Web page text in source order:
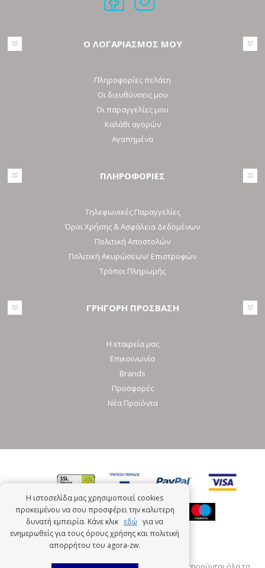
Ο ΛΟΓΑΡΙΑΣΜΟΣ ΜΟΥ
Πληροφορίες πελάτη
Οι διευθύνσεις μου
Οι παραγγελίες μου
Καλάθι αγορών
Αγαπημένα
ΠΛΗΡΟΦΟΡΙΕΣ
Τηλεφωνικές Παραγγελίες
Όροι Χρήσης & Ασφάλεια Δεδομένων
Πολιτική Αποστολών
Πολιτική Ακυρώσεων/ Επιστροφών
Τρόποι Πληρωμής
ΓΡΗΓΟΡΗ ΠΡΟΣΒΑΣΗ
Η εταιρεία μας
Επικοινωνία
Brands
Προσφορές
Νέα Προϊόντα
Η ιστοσελίδα μας χρησιμοποιεί cookies
προκειμένου να σου προσφέρει την καλυτερη
δυνατή εμπειρία. Κάνε κλικ εδώ για να
ενημερωθείς για τους όρους χρήσης και πολιτική
απορρήτου του agora-zw.